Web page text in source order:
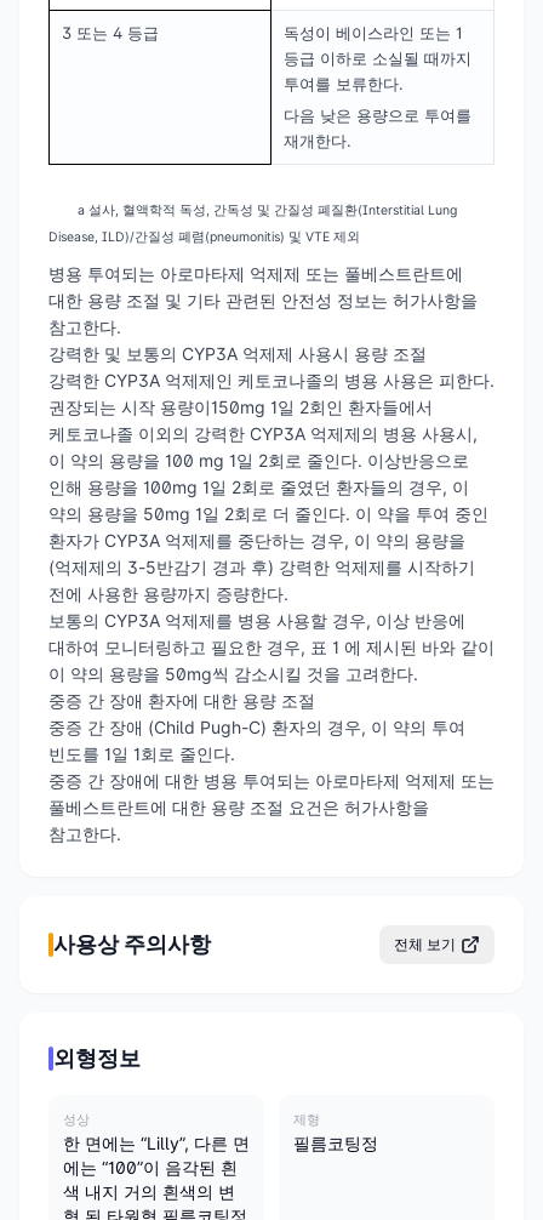
3 또는 4 등급
독성이 베이스라인 또는 1
등급 이하로 소실될 때까지
투여를 보류한다.
다음 낮은 용량으로 투여를
재개한다.
a 설사 혈액학적 독성, 간독성 및 간질성 폐질환(Interstitial Lung
Disease, ILD)/간질성 폐렴(pneumonitis) 및 VTE 제외
병용 투여되는 아로마타제 억제제 또는 풀베스트란트에
대한 용량 조절 및 기타 관련된 안전성 정보는 허가사항을
참고한다.
강력한 및 보통의 CYP3A 억제제 사용시 용량 조절
강력한 CYP3A 억제제인 케토코나졸의 병용 사용은 피한다.
권장되는 시작 용량이150mg 1일 2회인 환자들에서
케토코나졸 이외의 강력한 CYP3A 억제제의 병용 사용시,
이 약의 용량을 100 mg 1일 2회로 줄인다. 이상반응으로
인해 용량을 100mg 1일 2회로 줄였던 환자들의 경우, 이
약의 용량을 50mg 1일 2회로 더 줄인다. 이 약을 투여 중인
환자가 CYP3A 억제제를 중단하는 경우, 이 약의 용량을
(억제제의 3-5반감기 경과 후) 강력한 억제제를 시작하기
전에 사용한 용량까지 증량한다.
보통의 CYP3A 억제제를 병용 사용할 경우, 이상 반응에
대하여 모니터링하고 필요한 경우, 표 1 에 제시된 바와 같이
이 약의 용량을 50mg씩 감소시킬 것을 고려한다.
중증 간 장애 환자에 대한 용량 조절
중증 간 장애 (Child Pugh-C) 환자의 경우, 이 약의 투여
빈도를 1일 1회로 줄인다.
중증 간 장애에 대한 병용 투여되는 아로마타제 억제제 또는
풀베스트란트에 대한 용량 조절 요건은 허가사항을
참고한다.
사용상 주의사항 전체 보기
외형정보
성상
한 면에는 “Lilly”, 다른 면
에는 “100”이 음각된 흰
색 내지 거의 흰색의 변
제형
필름코팅정